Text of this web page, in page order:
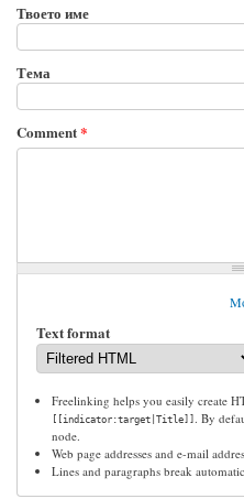
Твоето име
Тема
Comment*
Text format
Freelinking helps you easily create
[[indicator:target|Title]]
. By
node.
Web page addresses and e-mail
Lines and paragraphs break